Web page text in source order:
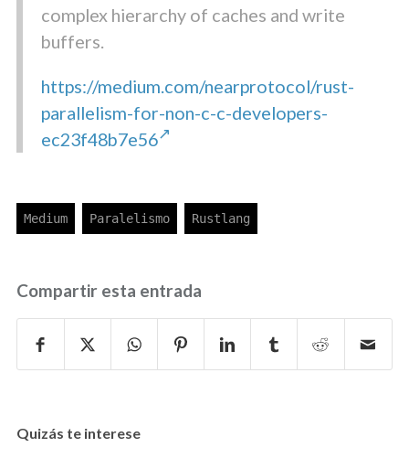
complex hierarchy of caches and write
buffers.
https://medium.com/nearprotocol/rust-
parallelism-for-non-c-c-developers-
ec23f48b7e56
Compartir esta entrada
Quizás te interese